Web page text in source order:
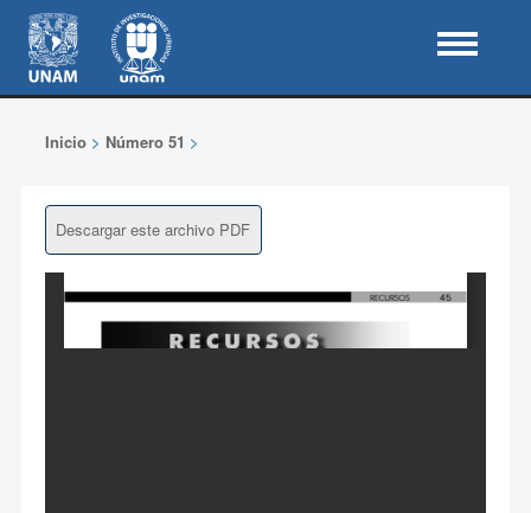
Inicio> Número 51 >
Descargar este archivo PDF